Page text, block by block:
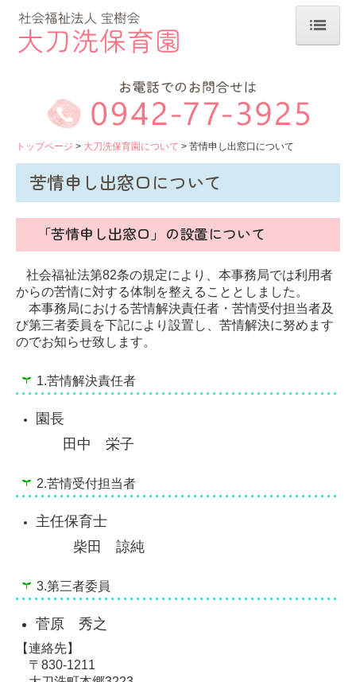
大刀洗保育園について
情報開示
苦情申し出窓口について
1日の生活の流れ
年間行事
園の生活
トップページ 大刀洗保育園について 苦情申し出窓口について
苦情申し出窓口について
「苦情申し出窓口」の設置について
社会福祉法第82条の規定により、本事務局では利用者
からの苦情に対する体制を整えることとしました。
本事務局における苦情解決責任者・苦情受付担当者及
び第三者委員を下記により設置し、苦情解決に努め ます
のでお知らせ致します。
1.苦情解決責任者
園長
田中 栄子
2.苦情受付担当者
主任保育士
柴田 諒純
3.第三者委員
菅原 秀之
【連絡先】
〒830-1211